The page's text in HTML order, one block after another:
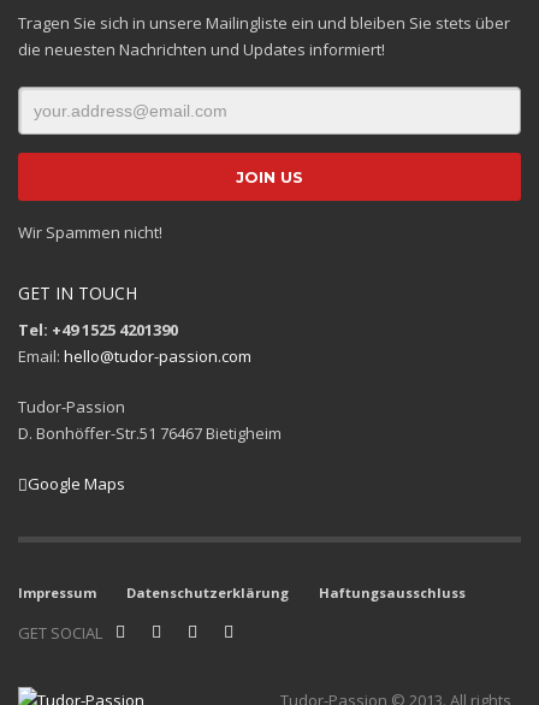
Tragen Sie sich in unsere Mailingliste ein und bleiben Sie stets über
die neuesten Nachrichten und Updates informiert!
Wir Spammen nicht!
GET IN TOUCH
Tel: +49 1525 4201390
Email: hello@tudor-passion.com
Tudor-Passion
D. Bonhöffer-Str.51 76467 Bietigheim
Google Maps
Impressum Datenschutzerklärung Haftungsausschluss
GET SOCIAL
Tudor-Passion © 2013. All rights